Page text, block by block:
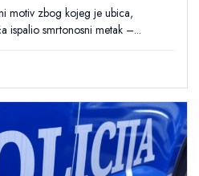
motiv zbog kojeg je ubica,
ispalio smrtonosni metak –...